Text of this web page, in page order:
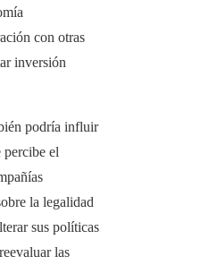
con otras
inversión
podría influir
percibe el
la legalidad
sus políticas
las